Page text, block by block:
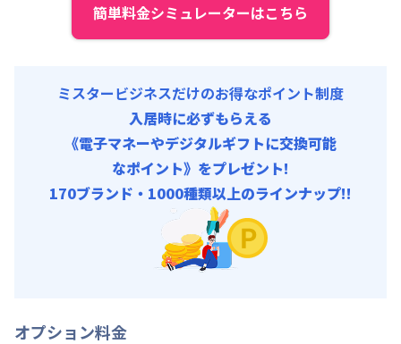
契約事務手数料 : 5,000円/回 (税抜)
簡単料金シミュレーターはこちら
ミスタービジネスだけのお得なポイント制度
入居時に必ずもらえる
《電子マネーやデジタルギフトに交換可能
なポイント》をプレゼント!
170ブランド・1000種類以上のラインナップ!!
オプション料金